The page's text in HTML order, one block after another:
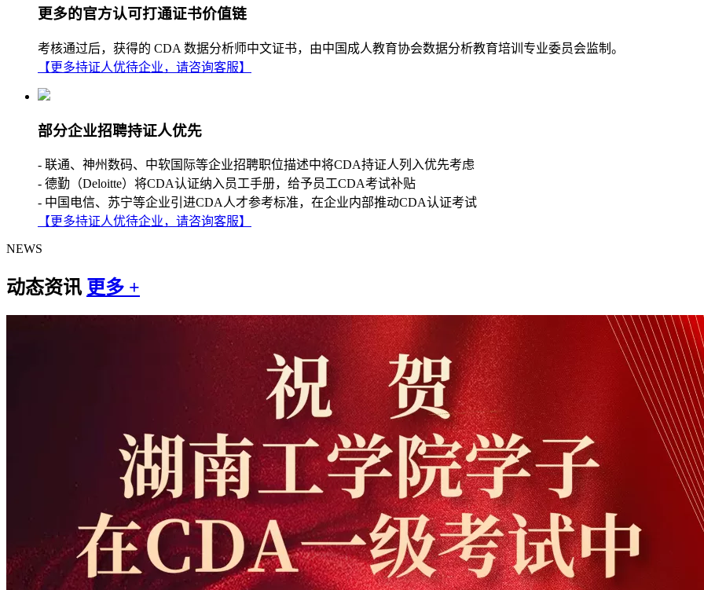
更多的官方认可打通证书价值链
考核通过后，获得的 CDA 数据分析师中文证书，由中国成人教育协会数据分析教育培训专业委员会监制。
【更多持证人优待企业，请咨询客服】
部分企业招聘持证人优先
- 联通、神州数码、中软国际等企业招聘职位描述中将CDA持证人列入优先考虑
- 德勤（Deloitte）将CDA认证纳入员工手册，给予员工CDA考试补贴
- 中国电信、苏宁等企业引进CDA人才参考标准，在企业内部推动CDA认证考试
【更多持证人优待企业，请咨询客服】
NEWS
动态资讯 更多 +